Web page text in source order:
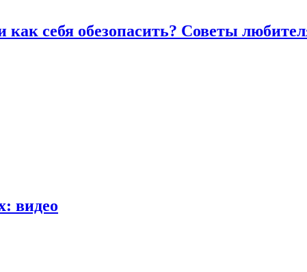
себя обезопасить? Советы
видео